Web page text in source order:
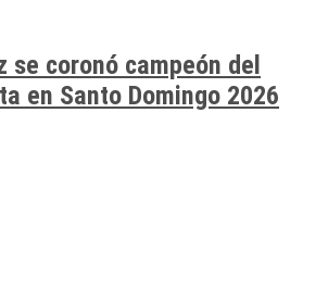
se coronó campeón del
en Santo Domingo 2026